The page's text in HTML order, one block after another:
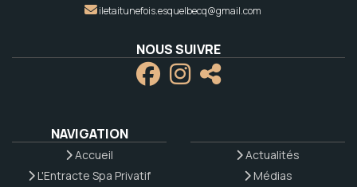
iletaitunefois.esquelbecq@gmail.com
NOUS SUIVRE
NAVIGATION
Accueil
L'Entracte Spa Privatif
Actualités
Médias